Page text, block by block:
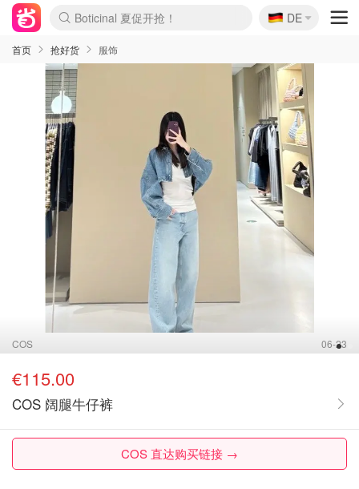
Boticinal 夏促开抢！
4折！lulu周四疯狂上新
还没结束！&OtherStories大促
Joybuy变相75折 随时失效
速领！Stanley独家85折
疑似霸哥！Camper额外叠85折
Zalando 奥莱闪促！每日更新
Moncler反季囤！5折起+叠9折
Coach Brooklyn仅€192
🇩🇪
DE
首页 抢好货 服饰
1 2
COS 06-23
€115.00
COS 阔腿牛仔裤
COS 直达购买链接 →